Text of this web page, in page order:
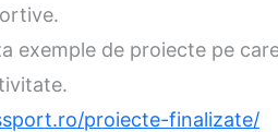
exemple de proiecte pe
proiecte-finalizate/